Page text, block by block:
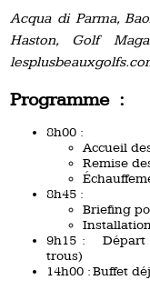
Acqua di Parma,
Haston, Golf
Programme :
8h00 :
Accueil
Remise
8h45 :
Briefing
9h15 : Départ
trous)
14h00 : Buffet